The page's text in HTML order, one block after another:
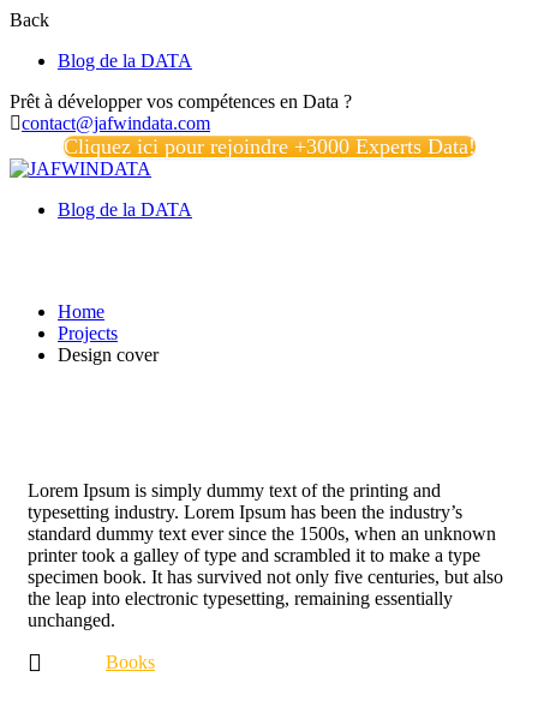
Back
Blog de la DATA
Prêt à développer vos compétences en Data ?
contact@jafwindata.com
Cliquez ici pour rejoindre +3000 Experts Data!
Blog de la DATA
Home
Projects
Design cover
Lorem Ipsum is simply dummy text of the printing and
typesetting industry. Lorem Ipsum has been the industry’s
standard dummy text ever since the 1500s, when an unknown
printer took a galley of type and scrambled it to make a type
specimen book. It has survived not only five centuries, but also
the leap into electronic typesetting, remaining essentially
unchanged.
Books